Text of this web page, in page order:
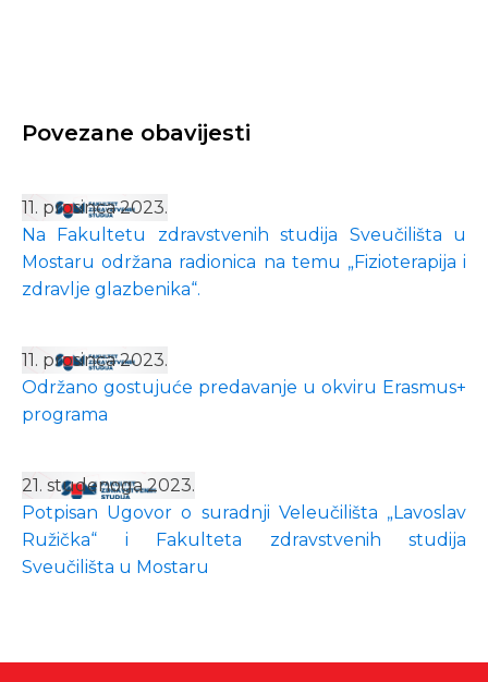
Povezane obavijesti
11. prosinca 2023.
Na Fakultetu zdravstvenih studija Sveučilišta u
Mostaru održana radionica na temu „Fizioterapija i
zdravlje glazbenika“.
11. prosinca 2023.
Održano gostujuće predavanje u okviru Erasmus+
programa
21. studenoga 2023.
Potpisan Ugovor o suradnji Veleučilišta „Lavoslav
Ružička“ i Fakulteta zdravstvenih studija
Sveučilišta u Mostaru